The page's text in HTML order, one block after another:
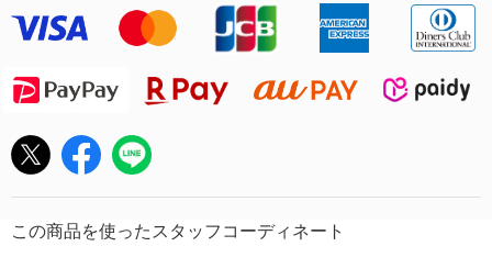
この商品を使ったスタッフコーディネート